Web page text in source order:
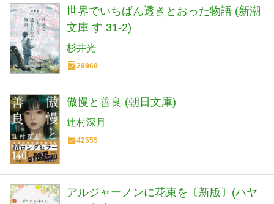
世界でいちばん透きとおった物語 (新潮
文庫 す 31-2)
杉井光
29969
傲慢と善良 (朝日文庫)
辻村深月
42555
アルジャーノンに花束を〔新版〕(ハヤ